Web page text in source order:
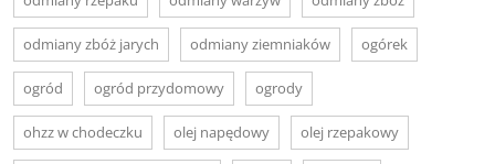
odmiany zbóż jarych odmiany ziemniaków ogórek
ogród ogród przydomowy ogrody
ohzz w chodeczku olej napędowy olej rzepakowy